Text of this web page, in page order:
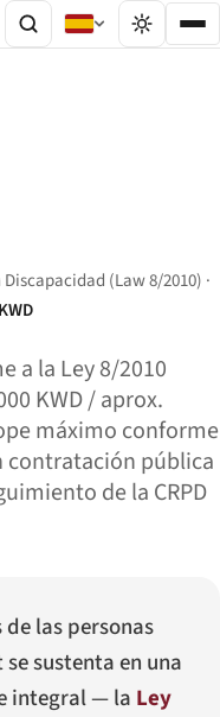
(Law 8/2010) ·
KWD
a la Ley 8/2010
KWD / aprox.
máximo conforme
contratación pública
de la CRPD
las personas
sustenta en una
integral — la Ley